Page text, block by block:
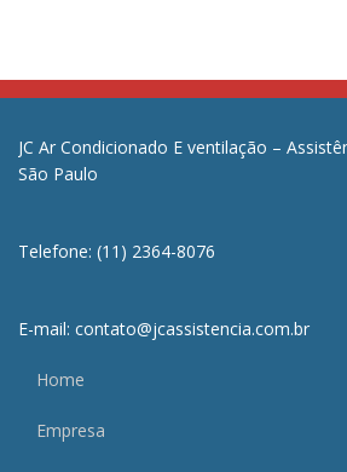
JC Ar Condicionado E ventilação –
São Paulo
Telefone: (11) 2364-8076
E-mail: contato@jcassistencia.com.br
Home
Empresa